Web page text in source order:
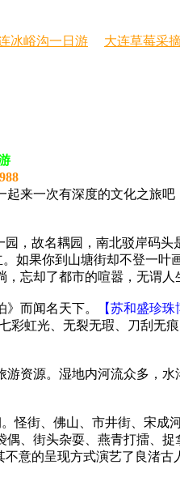
冰峪沟一日游
大连草莓采
起来一次有深度的文化之旅吧
，故名耦园，南北驳岸码头
如果你到山塘街却不登一叶
忘却了都市的喧嚣，无谓人
而闻名天下。 【苏和盛珍珠
彩虹光、无裂无瑕、刀刮无
资源。湿地内河流众多，
怪街、佛山、市井街、宋成
、街头杂耍、燕青打擂、
意的呈现方式演艺了良渚